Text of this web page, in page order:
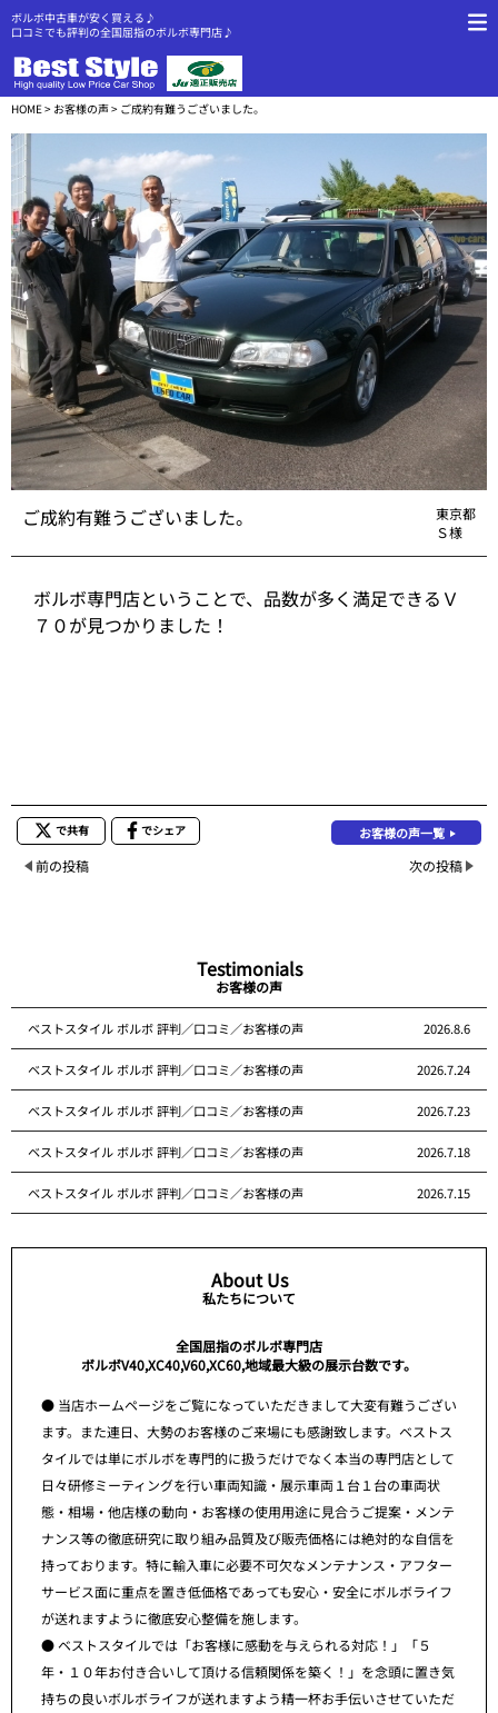
ボルボ中古車が安く買える♪
口コミでも評判の全国屈指のボルボ専門店♪
HOME> お客様の声> ご成約有難うございました。
ご成約有難うございました。
東京都
Ｓ様
ボルボ専門店ということで、品数が多く満足できるＶ
７０が見つかりました！
で共有 でシェア お客様の声一覧
前の投稿 次の投稿
Testimonials
お客様の声
ベストスタイル ボルボ 評判／口コミ／お客様の声 2026.8.6
ベストスタイル ボルボ 評判／口コミ／お客様の声 2026.7.24
ベストスタイル ボルボ 評判／口コミ／お客様の声 2026.7.23
ベストスタイル ボルボ 評判／口コミ／お客様の声 2026.7.18
ベストスタイル ボルボ 評判／口コミ／お客様の声 2026.7.15
About Us
私たちについて
全国屈指のボルボ専門店
ボルボV40,XC40,V60,XC60,地域最大級の展示台数です。
● 当店ホームページをご覧になっていただきまして大変有難うござい
ます。また連日、大勢のお客様のご来場にも感謝致します。ベストス
タイルでは単にボルボを専門的に扱うだけでなく本当の専門店として
日々研修ミーティングを行い車両知識・展示車両１台１台の車両状
態・相場・他店様の動向・お客様の使用用途に見合うご提案・メンテ
ナンス等の徹底研究に取り組み品質及び販売価格には絶対的な自信を
持っております。特に輸入車に必要不可欠なメンテナンス・アフター
サービス面に重点を置き低価格であっても安心・安全にボルボライフ
が送れますように徹底安心整備を施します。
● ベストスタイルでは「お客様に感動を与えられる対応！」「５
年・１０年お付き合いして頂ける信頼関係を築く！」を念頭に置き気
持ちの良いボルボライフが送れますよう精一杯お手伝いさせていただ